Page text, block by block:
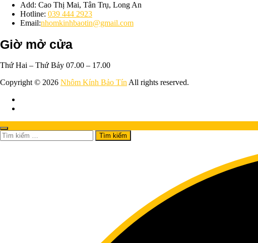
Add: Cao Thị Mai, Tân Trụ, Long An
Hotline: 039 444 2923
Email:nhomkinhbaotin@gmail.com
Giờ mở cửa
Thứ Hai – Thứ Bảy 07.00 – 17.00
Copyright © 2026 Nhôm Kính Bảo Tín All rights reserved.
Tìm
kiếm